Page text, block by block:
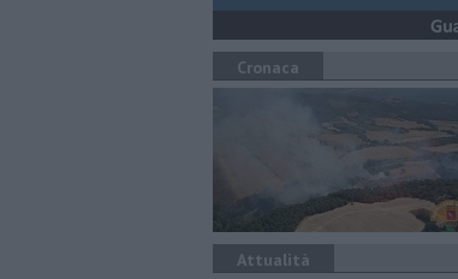
Cronaca
Attualità